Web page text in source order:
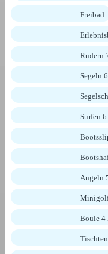
Freibad
Rudern
Segeln
Surfen
Angeln
Boule 4